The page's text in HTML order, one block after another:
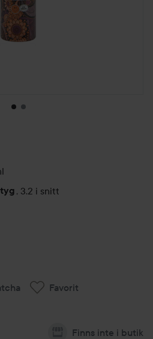
, 3.2 i snitt
Favorit
Finns inte i butik